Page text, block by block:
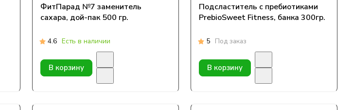
ФитПарад №7 заменитель
сахара, дой-пак 500 гр.
4.6 Есть в наличии
В корзину
Подсластитель с пребиотиками
PrebioSweet Fitness, банка 300гр.
5 Под заказ
В корзину